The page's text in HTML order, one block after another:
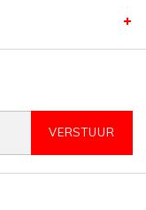
VERSTUUR